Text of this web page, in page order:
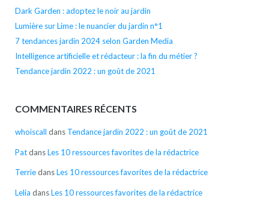
Dark Garden : adoptez le noir au jardin
Lumière sur Lime : le nuancier du jardin n°1
7 tendances jardin 2024 selon Garden Media
Intelligence artificielle et rédacteur : la fin du métier ?
Tendance jardin 2022 : un goût de 2021
COMMENTAIRES RÉCENTS
whoiscall dans Tendance jardin 2022 : un goût de 2021
PatdansLes 10 ressources favorites de la rédactrice
TerriedansLes 10 ressources favorites de la rédactrice
Lelia dansLes 10 ressources favorites de la rédactrice